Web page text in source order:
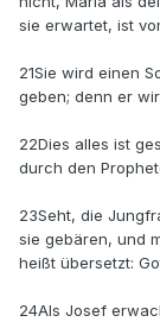
sie erwartet, ist
21Sie wird einen
geben; denn er
22Dies alles ist
durch den
23Seht, die
sie gebären, und
heißt übersetzt:
24Als Josef